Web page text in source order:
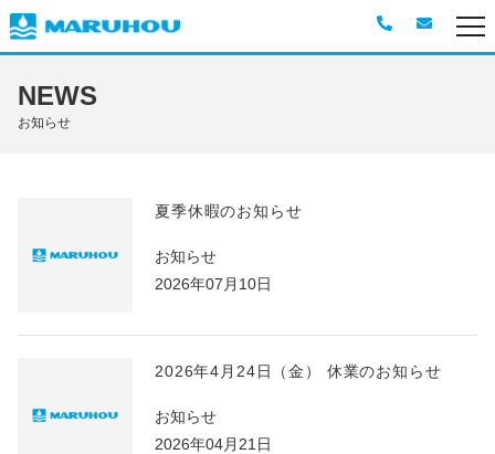
社長メッセージ
SERVICE 事業紹介
コーポレートブログ
RECRUIT 採用情報
NEWS
お知らせ
夏季休暇のお知らせ
お知らせ
2026年07月10日
2026年4月24日（金） 休業のお知らせ
お知らせ
2026年04月21日